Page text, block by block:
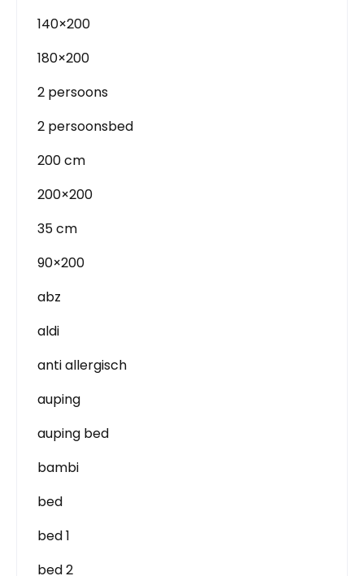
140×200
180×200
2 persoons
2 persoonsbed
200 cm
200×200
35 cm
90×200
abz
aldi
anti allergisch
auping
auping bed
bambi
bed
bed 1
bed 2